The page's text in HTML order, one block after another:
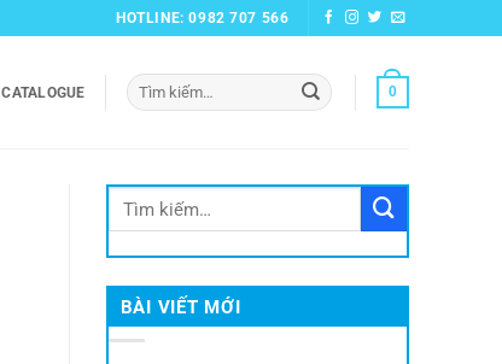
HOTLINE: 0982 707 566
CATALOGUE
Tìm
kiếm:
0
BÀI VIẾT MỚI